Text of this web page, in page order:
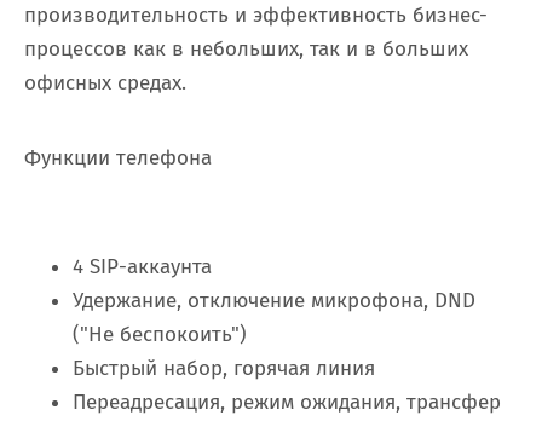
производительность и эффективность бизнес-
процессов как в небольших, так и в больших
офисных средах.
Функции телефона
4 SIP-аккаунта
Удержание, отключение микрофона, DND
("Не беспокоить")
Быстрый набор, горячая линия
Переадресация, режим ожидания, трансфер